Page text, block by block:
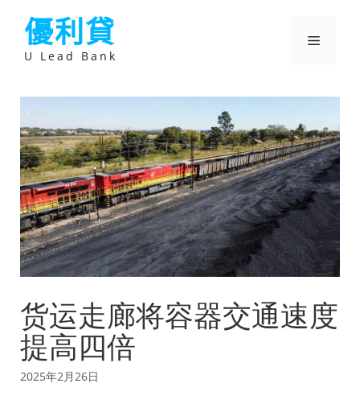
優利貸
U Lead Bank
選
货运走廊将容器交通速度
提高四倍
2025年2月26日